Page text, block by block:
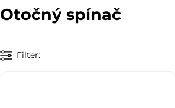
Otočný spínač
Filter